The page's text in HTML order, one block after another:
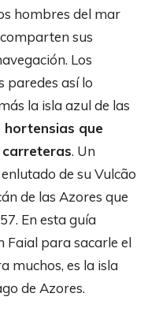
hombres del mar
sus
Los
paredes así lo
la isla azul de las
hortensias que
. Un
de su Vulcão
de las Azores que
En esta guía
Faial para sacarle el
muchos, es la isla
de Azores.